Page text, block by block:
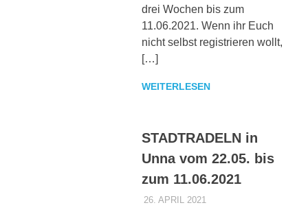
drei Wochen bis zum
11.06.2021. Wenn ihr Euch
nicht selbst registrieren wollt,
[…]
WEITERLESEN
STADTRADELN in
Unna vom 22.05. bis
zum 11.06.2021
26. APRIL 2021DENNISZ
ALLGEMEIN